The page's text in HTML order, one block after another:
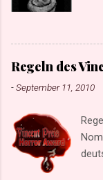
Regeln des
-September 11, 2010